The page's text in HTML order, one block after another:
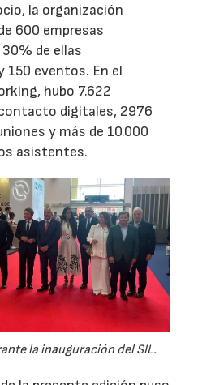
la organización
600 empresas
de ellas
150 eventos. En el
hubo 7.622
digitales, 2976
y más de 10.000
asistentes.
la inauguración del SIL.